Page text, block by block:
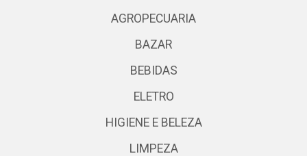
AGROPECUARIA
BAZAR
BEBIDAS
ELETRO
HIGIENE E BELEZA
LIMPEZA